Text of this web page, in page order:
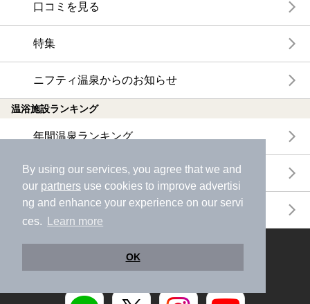
By using our services, you agree that we and
our partners use cookies to improve advertisi
ng and enhance your experience on our servi
ces.
Learn more
OK
口コミを見る
特集
ニフティ温泉からのお知らせ
温浴施設ランキング
年間温泉ランキング
月間温泉ランキング
サウナランキング
ニフティ温泉公式アカウントをフォローして